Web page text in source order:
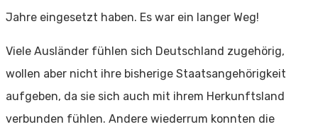
Jahre eingesetzt haben. Es war ein langer Weg!
Viele Ausländer fühlen sich Deutschland zugehörig,
wollen aber nicht ihre bisherige Staatsangehörigkeit
aufgeben, da sie sich auch mit ihrem Herkunftsland
verbunden fühlen. Andere wiederrum konnten die